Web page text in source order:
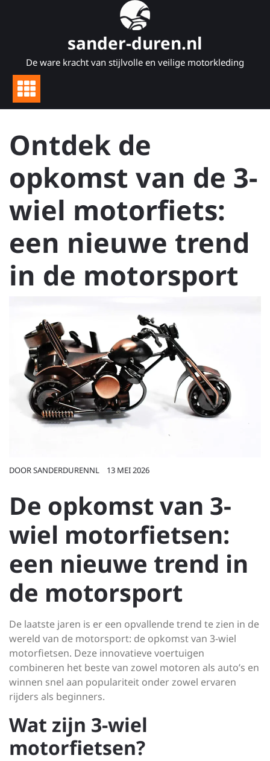
sander-duren.nl
De ware kracht van stijlvolle en veilige motorkleding
Ontdek de
opkomst van de 3-
wiel motorfiets:
een nieuwe trend
in de motorsport
DOORSANDERDURENNL 13 MEI 2026
De opkomst van 3-
wiel motorfietsen:
een nieuwe trend in
de motorsport
De laatste jaren is er een opvallende trend te zien in de
wereld van de motorsport: de opkomst van 3-wiel
motorfietsen. Deze innovatieve voertuigen
combineren het beste van zowel motoren als auto’s en
winnen snel aan populariteit onder zowel ervaren
rijders als beginners.
Wat zijn 3-wiel
motorfietsen?